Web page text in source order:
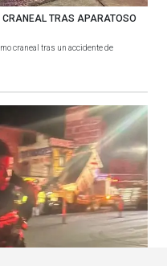
TRAS APARATOSO
craneal tras un accidente de